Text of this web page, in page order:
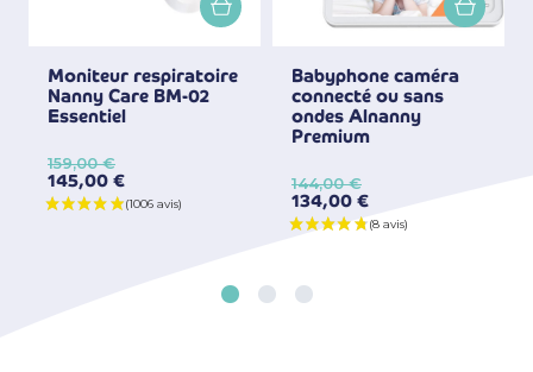
Moniteur respiratoire
Nanny Care BM-02
Essentiel
159,00 €
145,00 €
Babyphone caméra
connecté ou sans
ondes Alnanny
Premium
144,00 €
134,00 €